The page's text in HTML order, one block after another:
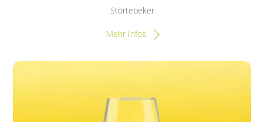
Störtebeker
Mehr Infos